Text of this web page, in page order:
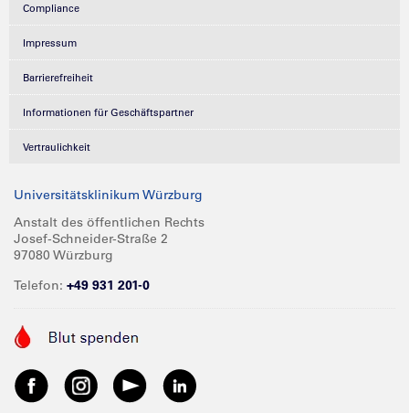
Compliance
Impressum
Barrierefreiheit
Informationen für Geschäftspartner
Vertraulichkeit
Universitätsklinikum Würzburg
Anstalt des öffentlichen Rechts
Josef-Schneider-Straße 2
97080 Würzburg
Telefon: +49 931 201-0